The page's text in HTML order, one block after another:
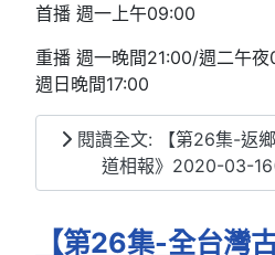
首播 週一上午09:00
重播 週一晚間21:00/週二午
週日晚間17:00
閱讀全文: 【第26集-返
道相報》2020-03-
【第26集-全台灣